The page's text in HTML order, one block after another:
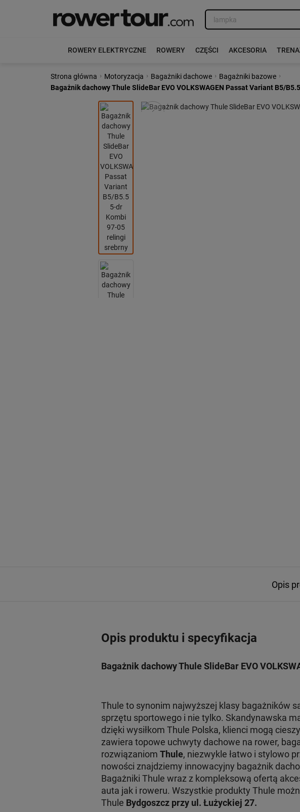
ROWERY ELEKTRYCZNE ROWERY CZĘŚCI AKCESORIA
Strona główna › Motoryzacja › Bagażniki dachowe › Bagażniki bazowe ›
Bagażnik dachowy Thule SlideBar EVO VOLKSWAGEN Passat Variant B5/
Poprzedni
Opis
Opis produktu i specyfikacja
Bagażnik dachowy Thule SlideBar EVO
Thule to synonim najwyższej klasy bagażników
sprzętu sportowego i nie tylko. Skandynawska
dzięki wysiłkom Thule Polska, klienci mogą
zawiera topowe uchwyty dachowe na rower,
rozwiązaniom Thule, niezwykle łatwo i stylowo
nowości znajdziemy innowacyjny bagażnik
Bagażniki Thule wraz z kompleksową ofertą
auta jak i roweru. Wszystkie produkty Thule
Thule Bydgoszcz przy ul. Łużyckiej 27.